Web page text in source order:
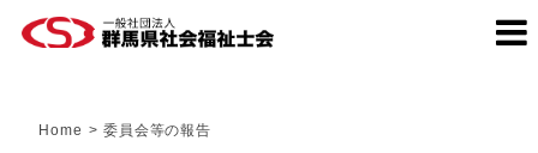
Home > 委員会等の報告